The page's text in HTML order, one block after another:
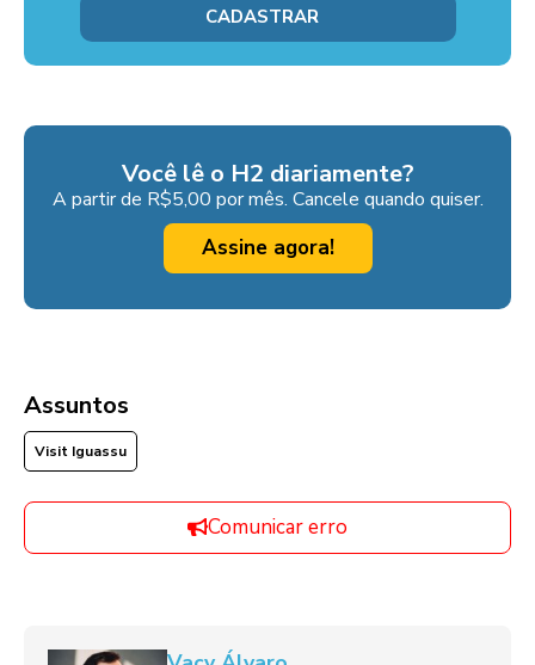
Você lê o H2 diariamente?
A partir de R$5,00 por mês. Cancele quando quiser.
Assine agora!
Assuntos
Visit Iguassu
Comunicar erro